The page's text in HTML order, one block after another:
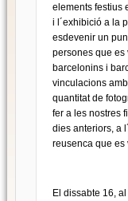
elements festius
i l´exhibició a la
esdevenir un
persones que es
barcelonins i
vinculacions
quantitat de
fer a les nostres
dies anteriors, a
reusenca que es
El dissabte 16,